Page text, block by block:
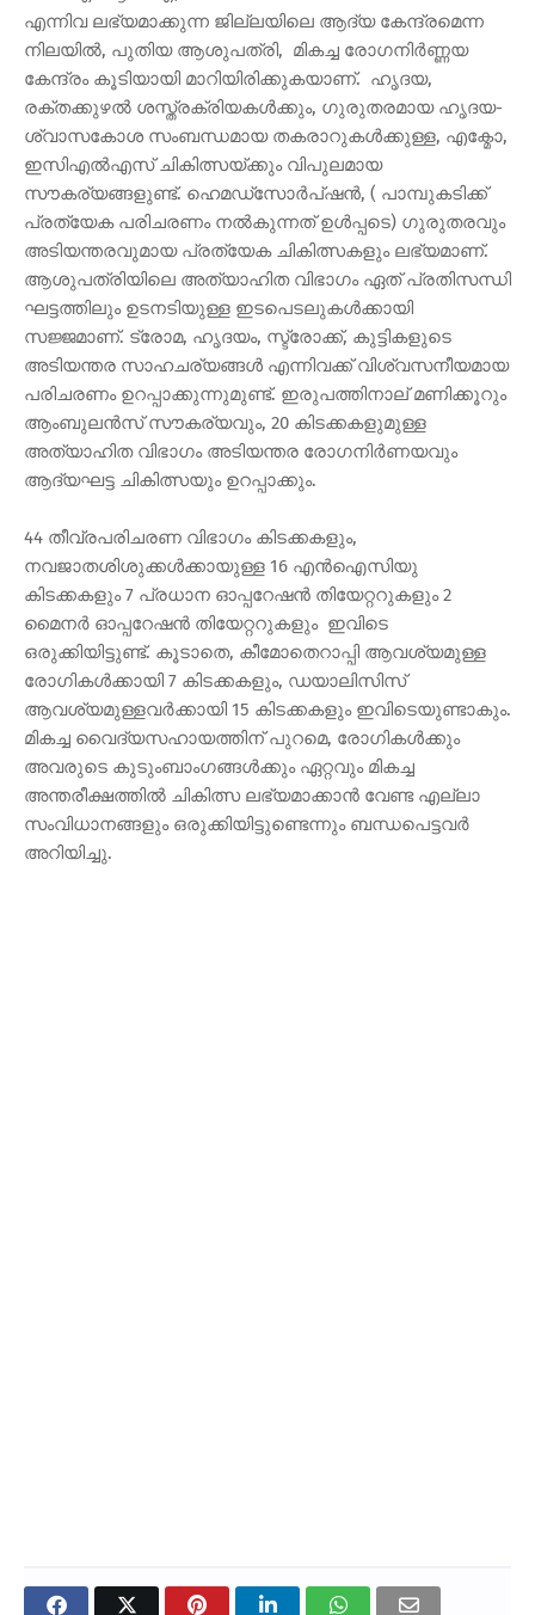
എന്നിവ ലഭ്യമാക്കുന്ന ജില്ലയിലെ ആദ്യ കേന്ദ്രമെന്ന
നിലയിൽ, പുതിയ ആശുപത്രി, മികച്ച രോഗനിർണ്ണയ
കേന്ദ്രം കൂടിയായി മാറിയിരിക്കുകയാണ്. ഹൃദയ,
രക്തക്കുഴൽ ശസ്ത്രക്രിയകൾക്കും, ഗുരുതരമായ ഹൃദയ-
ശ്വാസകോശ സംബന്ധമായ തകരാറുകൾക്കുള്ള, എക്മോ,
ഇസിഎൽഎസ് ചികിത്സയ്ക്കും വിപുലമായ
സൗകര്യങ്ങളുണ്ട്. ഹെമഡ്‌സോർപ്ഷൻ, ( പാമ്പുകടിക്ക്
പ്രത്യേക പരിചരണം നൽകുന്നത് ഉൾപ്പടെ) ഗുരുതരവും
അടിയന്തരവുമായ പ്രത്യേക ചികിത്സകളും ലഭ്യമാണ്.
ആശുപത്രിയിലെ അത്യാഹിത വിഭാഗം ഏത് പ്രതിസന്ധി
ഘട്ടത്തിലും ഉടനടിയുള്ള ഇടപെടലുകൾക്കായി
സജ്ജമാണ്. ട്രോമ, ഹൃദയം, സ്ട്രോക്ക്, കുട്ടികളുടെ
അടിയന്തര സാഹചര്യങ്ങൾ എന്നിവക്ക് വിശ്വസനീയമായ
പരിചരണം ഉറപ്പാക്കുന്നുമുണ്ട്. ഇരുപത്തിനാല് മണിക്കൂറും
ആംബുലൻസ് സൗകര്യവും, 20 കിടക്കകളുമുള്ള
അത്യാഹിത വിഭാഗം അടിയന്തര രോഗനിർണയവും
ആദ്യഘട്ട ചികിത്സയും ഉറപ്പാക്കും.
44 തീവ്രപരിചരണ വിഭാഗം കിടക്കകളും,
നവജാതശിശുക്കൾക്കായുള്ള 16 എൻഐസിയു
കിടക്കകളും 7 പ്രധാന ഓപ്പറേഷൻ തിയേറ്ററുകളും 2
മൈനർ ഓപ്പറേഷൻ തിയേറ്ററുകളും ഇവിടെ
ഒരുക്കിയിട്ടുണ്ട്. കൂടാതെ, കീമോതെറാപ്പി ആവശ്യമുള്ള
രോഗികൾക്കായി 7 കിടക്കകളും, ഡയാലിസിസ്
ആവശ്യമുള്ളവർക്കായി 15 കിടക്കകളും ഇവിടെയുണ്ടാകും.
മികച്ച വൈദ്യസഹായത്തിന് പുറമെ, രോഗികൾക്കും
അവരുടെ കുടുംബാംഗങ്ങൾക്കും ഏറ്റവും മികച്ച
അന്തരീക്ഷത്തിൽ ചികിത്സ ലഭ്യമാക്കാൻ വേണ്ട എല്ലാ
സംവിധാനങ്ങളും ഒരുക്കിയിട്ടുണ്ടെന്നും ബന്ധപെട്ടവർ
അറിയിച്ചു.